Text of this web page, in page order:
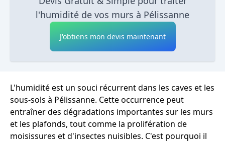
l'humidité de vos murs à Pélissanne
J'obtiens mon devis maintenant
L'humidité est un souci récurrent dans les caves et les
sous-sols à Pélissanne. Cette occurrence peut
entraîner des dégradations importantes sur les murs
et les plafonds, tout comme la prolifération de
moisissures et d'insectes nuisibles. C'est pourquoi il